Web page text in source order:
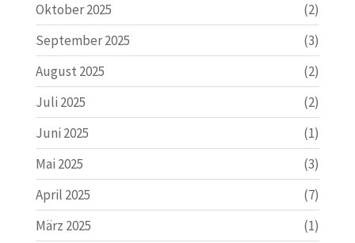
Oktober 2025
(2)
September 2025
(3)
August 2025
(2)
Juli 2025
(2)
Juni 2025
(1)
Mai 2025
(3)
April 2025
(7)
März 2025
(1)